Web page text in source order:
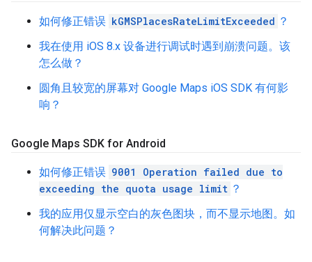
如何修正错误 kGMSPlacesRateLimitExceeded ？
我在使用 iOS 8.x 设备进行调试时遇到崩溃问题。该
怎么做？
圆角且较宽的屏幕对 Google Maps iOS SDK 有何影
响？
Google Maps SDK for Android
如何修正错误 9001 Operation failed due to
exceeding the quota usage limit ？
我的应用仅显示空白的灰色图块，而不显示地图。如
何解决此问题？